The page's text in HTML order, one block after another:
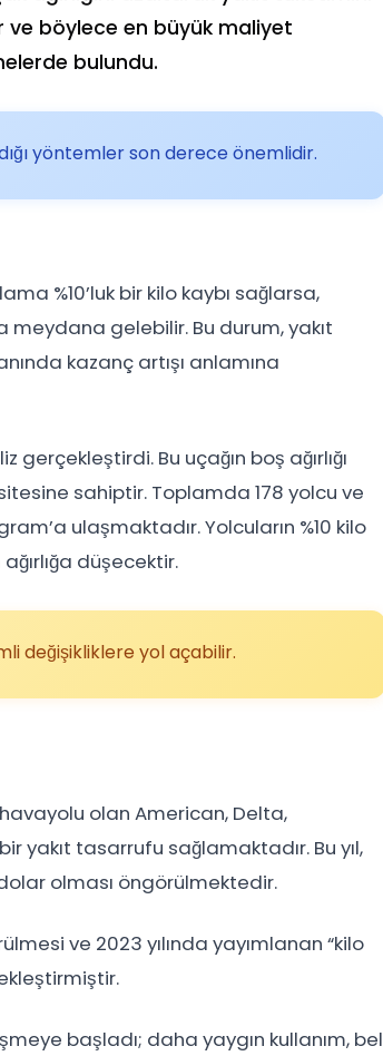
ve böylece en büyük maliyet
bulundu.
yöntemler son derece önemlidir.
%10’luk bir kilo kaybı sağlarsa,
meydana gelebilir. Bu durum, yakıt
kazanç artışı anlamına
Bu uçağın boş ağırlığı
sahiptir. Toplamda 178 yolcu ve
ulaşmaktadır. Yolcuların %10 kilo
düşecektir.
değişikliklere yol açabilir.
havayolu olan American, Delta,
yakıt tasarrufu sağlamaktadır. Bu yıl,
olması öngörülmektedir.
ve 2023 yılında yayımlanan “kilo
başladı; daha yaygın kullanım, bel